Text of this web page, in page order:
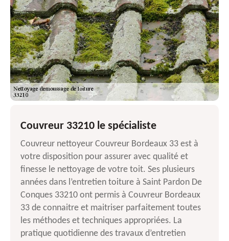
Couvreur 33210 le spécialiste
Couvreur nettoyeur Couvreur Bordeaux 33 est à
votre disposition pour assurer avec qualité et
finesse le nettoyage de votre toit. Ses plusieurs
années dans l’entretien toiture à Saint Pardon De
Conques 33210 ont permis à Couvreur Bordeaux
33 de connaitre et maitriser parfaitement toutes
les méthodes et techniques appropriées. La
pratique quotidienne des travaux d’entretien